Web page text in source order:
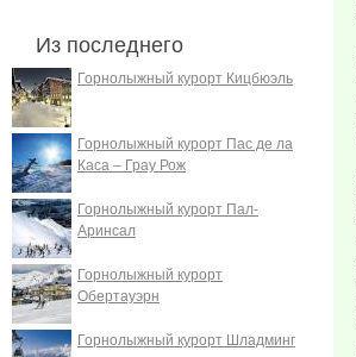
Из последнего
Горнолыжный курорт Кицбюэль
Горнолыжный курорт Пас де ла
Каса – Грау Рож
Горнолыжный курорт Пал-
Аринсал
Горнолыжный курорт
Обертауэрн
Горнолыжный курорт Шладминг